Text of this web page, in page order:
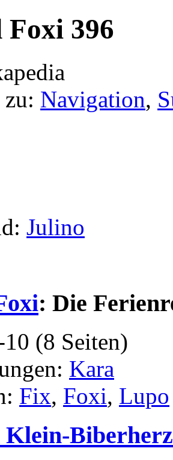
396
Navigation,
Julino
: Die
10 (8 Seiten)
Kara
Fix, Foxi, Lupo
Klein-Biberherz